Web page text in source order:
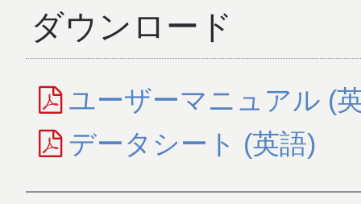
ダウンロード
ユーザーマニュアル (
データシート (英語)